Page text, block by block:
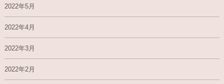
2022年5月
2022年4月
2022年3月
2022年2月